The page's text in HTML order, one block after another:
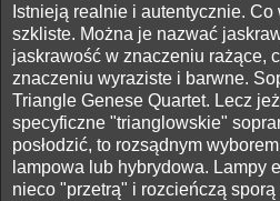
Istnieją realnie i autentycznie. Co
szkliste. Można je nazwać
jaskrawość w znaczeniu rażące,
znaczeniu wyraziste i barwne.
Triangle Genese Quartet. Lecz
specyficzne "trianglowskie"
posłodzić, to rozsądnym
lampowa lub hybrydowa. Lampy
nieco "przetrą" i rozcieńczą